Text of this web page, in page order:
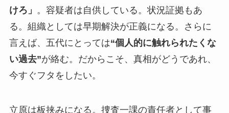
けろ」 。容疑者は自供している。状況証拠もあ
る。組織としては早期解決が正義になる。さらに
言えば、五代にとっては“個人的に触れられたくな
い過去”が絡む。だからこそ、真相がどうであれ、
今すぐフタをしたい。
立原は板挟みになる。捜査一課の責任者として事